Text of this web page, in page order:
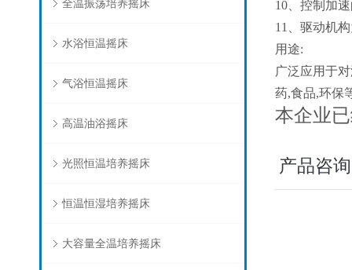
全温振荡培养摇床
水浴恒温摇床
气浴恒温摇床
高温油浴摇床
光照恒温培养摇床
恒温恒湿培养摇床
大容量全温培养摇床
10、控制加
11、驱动机
用途:
广泛应用于
药,食品,环保
本企业
产品咨询